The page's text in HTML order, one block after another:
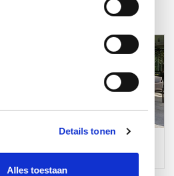
Details tonen
Alles toestaan